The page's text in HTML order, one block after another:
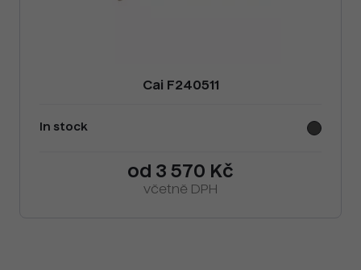
Cai F240511
In stock
od 3 570 Kč
včetně DPH